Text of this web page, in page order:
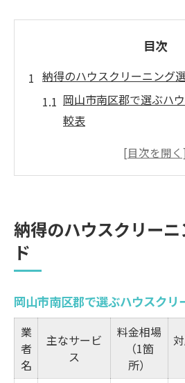
目次
納得のハウスクリーニング
岡山市南区郡で選ぶハ
較表
ハウスクリーニング業
評判と安心感で選ぶな
ハウスクリーニング料金
岡山で人気の掃除業者
口コミ評価から見抜く
納得のハウスクリー
ド
岡山市南区郡で選ぶハウスクリ
業
者
名
主なサービ
ス
料金相場
（1箇
所）